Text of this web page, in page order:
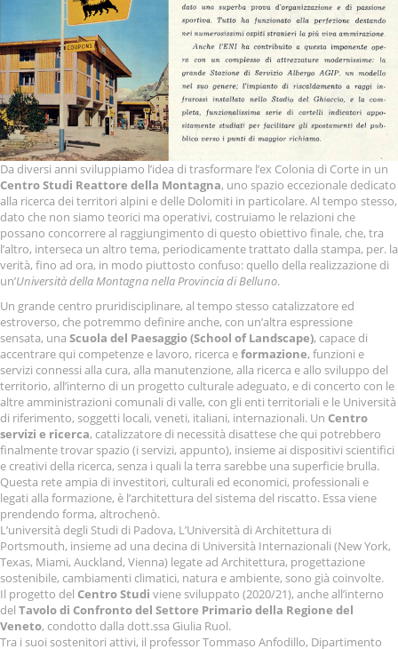
Da diversi anni sviluppiamo l’idea di trasformare l’ex Colonia di Corte in un
Centro Studi Reattore della Montagna, uno spazio eccezionale dedicato
alla ricerca dei territori alpini e delle Dolomiti in particolare. Al tempo stesso,
dato che non siamo teorici ma operativi, costruiamo le relazioni che
possano concorrere al raggiungimento di questo obiettivo finale, che, tra
l’altro, interseca un altro tema, periodicamente trattato dalla stampa, per. la
verità, fino ad ora, in modo piuttosto confuso: quello della realizzazione di
un’Università della Montagna nella Provincia di Belluno.
Un grande centro pruridisciplinare, al tempo stesso catalizzatore ed
estroverso, che potremmo definire anche, con un’altra espressione
sensata, una Scuola del Paesaggio (School of Landscape), capace di
accentrare qui competenze e lavoro, ricerca eformazione, funzioni e
servizi connessi alla cura, alla manutenzione, alla ricerca e allo sviluppo del
territorio, all’interno di un progetto culturale adeguato, e di concerto con le
altre amministrazioni comunali di valle, con gli enti territoriali e le Università
di riferimento, soggetti locali, veneti, italiani, internazionali. Un Centro
servizi e ricerca, catalizzatore di necessità disattese che qui potrebbero
finalmente trovar spazio (i servizi, appunto), insieme ai dispositivi scientifici
e creativi della ricerca, senza i quali la terra sarebbe una superficie brulla.
Questa rete ampia di investitori, culturali ed economici, professionali e
legati alla formazione, è l’architettura del sistema del riscatto. Essa viene
prendendo forma, altrochenò.
L’università degli Studi di Padova, L’Università di Architettura di
Portsmouth, insieme ad una decina di Università Internazionali (New York,
Texas, Miami, Auckland, Vienna) legate ad Architettura, progettazione
sostenibile, cambiamenti climatici, natura e ambiente, sono già coinvolte.
Il progetto del Centro Studi viene sviluppato (2020/21), anche all’interno
del Tavolo di Confronto del Settore Primario della Regione del
Veneto, condotto dalla dott.ssa Giulia Ruol.
Tra i suoi sostenitori attivi, il professor Tommaso Anfodillo, Dipartimento